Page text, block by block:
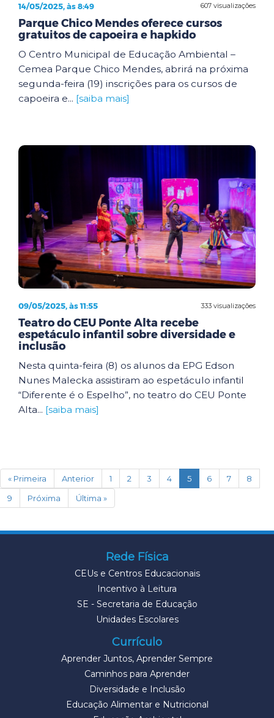
607 visualizações
14/05/2025, às 8:49
Parque Chico Mendes oferece cursos
gratuitos de capoeira e hapkido
O Centro Municipal de Educação Ambiental –
Cemea Parque Chico Mendes, abrirá na próxima
segunda-feira (19) inscrições para os cursos de
capoeira e... [saiba mais]
333 visualizações
09/05/2025, às 11:55
Teatro do CEU Ponte Alta recebe
espetáculo infantil sobre diversidade e
inclusão
Nesta quinta-feira (8) os alunos da EPG Edson
Nunes Malecka assistiram ao espetáculo infantil
“Diferente é o Espelho”, no teatro do CEU Ponte
Alta... [saiba mais]
« Primeira Anterior 1 2 3 4 5(current)
6 7
8
9
Próxima Última »
Rede Física
CEUs e Centros Educacionais
Incentivo à Leitura
SE - Secretaria de Educação
Unidades Escolares
Currículo
Aprender Juntos, Aprender Sempre
Caminhos para Aprender
Diversidade e Inclusão
Educação Alimentar e Nutricional